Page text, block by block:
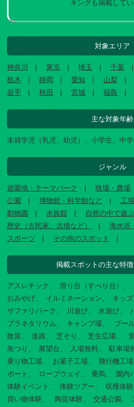
キングも掲載してい
対象エリア
神奈川 東京 埼玉 千葉
栃木
静岡 愛知 山梨
岩手
秋田 宮城 福島
主な対象年齢
未就学児（乳児、幼児）、小学生、中
ジャンル
遊園地・テーマパーク 牧場・農場
公園
博物館・科学館など
工
動物園
水族館 自然の中で遊ぶ
歴史（古民家、古墳など）
海水浴
スポーツ
その他のスポット
掲載スポットの主な特
アスレチック 滑り台（すべり台）
おみやげ
イルミネーション キッ
サファリパーク
川遊び 水遊び
プラネタリウム
キャンプ場 プー
散策
迷路 芝そり 芝生広場
魚つり
展望台 入場無料 駐車場
乗り物工場
お菓子工場 飛行機工場
ボート
ロープウェイ 乗馬 園内
体験イベント
体験ツアー 収穫体験
買い物体験
陶芸体験 交通公園